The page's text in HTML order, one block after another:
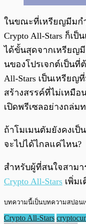
ในขณะที่เหรียญมีมก
Crypto All-Stars ก็เ
ได้ขั้นสุดจากเหรียญมี
นของโปรเจกต์เป็นที่
All-Stars เป็นเหรีย
สร้างสรรค์ที่ไม่เหมื
เปิดพรีเซลอย่างถล่ม
ถ้าโมเมนตัมยังคงเป็
จะไปได้ไกลแค่ไหน?
สำหรับผู้ที่สนใจสามา
Crypto All-Stars เพิ่ม
บทความนี้เป็นบทความสปอน
Crypto All-Stars